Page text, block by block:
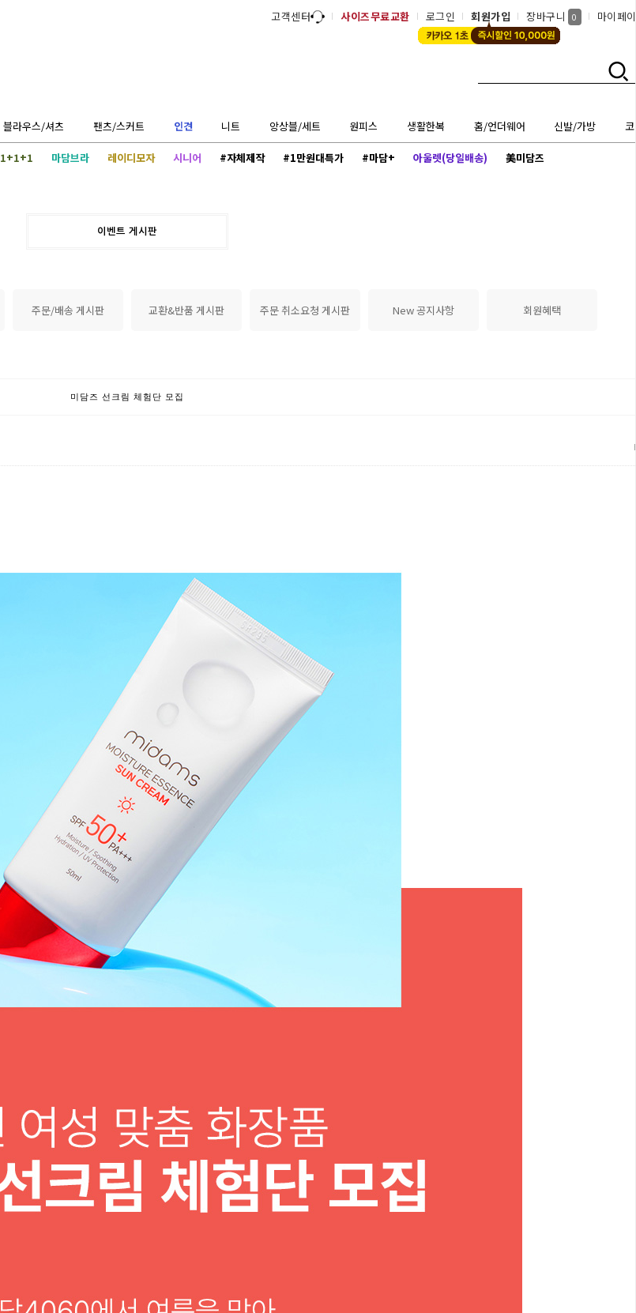
고객센터 사이즈무료교환 로그인 회원가입 장바구니 0 마이페
블라우스/셔츠 팬츠/스커트 인견 니트 앙상블/세트 원피스 생활한복 홈/언더웨어 신발/가방
1+1+1 마담브라 레이디모자 시니어 #자체제작 #1만원대특가 #마담+ 아울렛(당일배송) 美미담즈
이벤트 게시판
주문/배송 게시판 교환&반품 게시판 주문 취소요청 게시판 New 공지사항 회원혜택
미담즈 선크림 체험단 모집